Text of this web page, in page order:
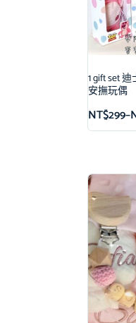
1 gift set
安撫玩偶
NT$299–